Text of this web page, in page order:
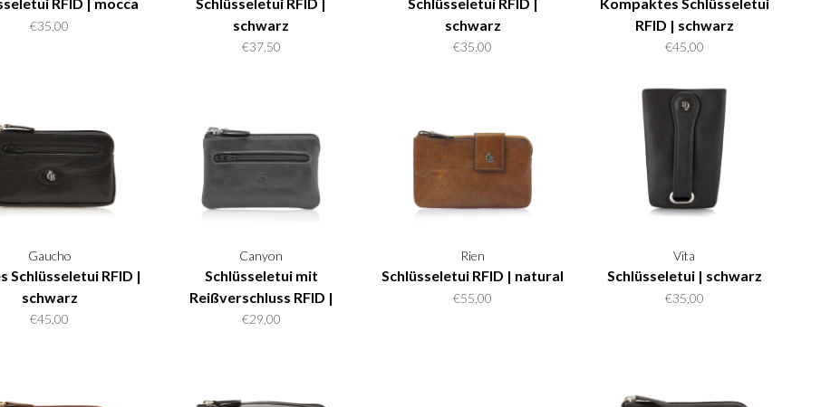
€35,00
schwarz
€37,50
schwarz
€35,00
RFID | schwarz
€45,00
Gaucho
Schlüsseletui RFID |
schwarz
€45,00
Canyon
Schlüsseletui mit
Reißverschluss RFID |
schwarz
€29,00
Rien
Schlüsseletui RFID | natural
€55,00
Vita
Schlüsseletui | schwarz
€35,00